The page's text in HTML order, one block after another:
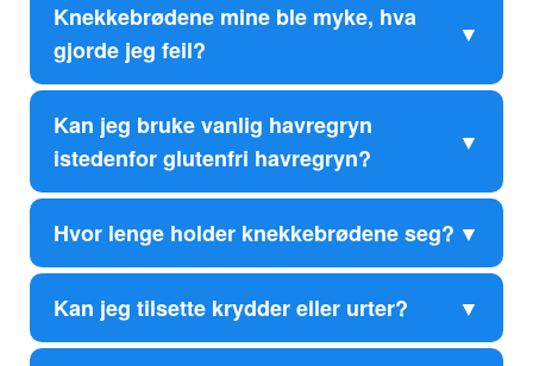
Knekkebrødene mine ble myke, hva
gjorde jeg feil?
Kan jeg bruke vanlig havregryn
istedenfor glutenfri havregryn?
Hvor lenge holder knekkebrødene seg?
Kan jeg tilsette krydder eller urter?